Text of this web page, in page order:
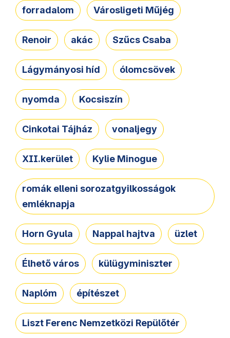
forradalom Városligeti Műjég
Renoir akác Szűcs Csaba
Lágymányosi híd ólomcsövek
nyomda Kocsiszín
Cinkotai Tájház vonaljegy
XII.kerület Kylie Minogue
romák elleni sorozatgyilkosságok
emléknapja
Horn Gyula Nappal hajtva üzlet
Élhető város külügyminiszter
Naplóm építészet
Liszt Ferenc Nemzetközi Repülőtér